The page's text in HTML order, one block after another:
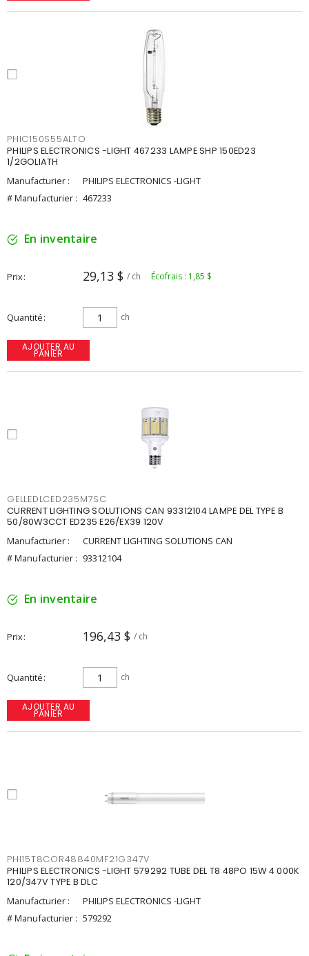
PHIC150S55ALTO
PHILIPS ELECTRONICS -LIGHT 467233 LAMPE SHP 150ED23
1/2GOLIATH
Manufacturier :
PHILIPS ELECTRONICS -LIGHT
# Manufacturier : 467233
En inventaire
Prix 29,13 $ / ch Écofrais : 1,85 $
Quantité ch
AJOUTER AU
PANIER
GELLEDLCED235M7SC
CURRENT LIGHTING SOLUTIONS CAN 93312104 LAMPE DEL TYPE B
50/80W3CCT ED235 E26/EX39 120V
Manufacturier :
CURRENT LIGHTING SOLUTIONS CAN
# Manufacturier : 93312104
En inventaire
Prix 196,43 $ / ch
Quantité ch
AJOUTER AU
PANIER
PHI15T8COR48840MF21G347V
PHILIPS ELECTRONICS -LIGHT 579292 TUBE DEL T8 48PO 15W 4 000K
120/347V TYPE B DLC
Manufacturier :
PHILIPS ELECTRONICS -LIGHT
# Manufacturier : 579292